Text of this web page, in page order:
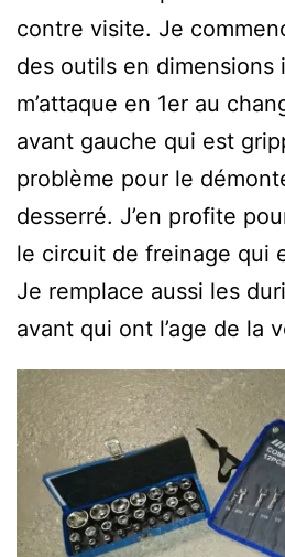
contre visite. Je
des outils en dimensions
m’attaque en 1er au
avant gauche qui est
problème pour le
desserré. J’en profite
le circuit de freinage qui
Je remplace aussi les
avant qui ont l’age de la